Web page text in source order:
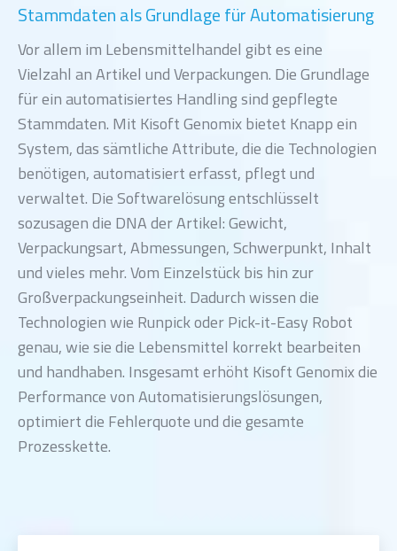
Stammdaten als Grundlage für Automatisierung
Vor allem im Lebensmittelhandel gibt es eine
Vielzahl an Artikel und Verpackungen. Die Grundlage
für ein automatisiertes Handling sind gepflegte
Stammdaten. Mit Kisoft Genomix bietet Knapp ein
System, das sämtliche Attribute, die die Technologien
benötigen, automatisiert erfasst, pflegt und
verwaltet. Die Softwarelösung entschlüsselt
sozusagen die DNA der Artikel: Gewicht,
Verpackungsart, Abmessungen, Schwerpunkt, Inhalt
und vieles mehr. Vom Einzelstück bis hin zur
Großverpackungseinheit. Dadurch wissen die
Technologien wie Runpick oder Pick-it-Easy Robot
genau, wie sie die Lebensmittel korrekt bearbeiten
und handhaben. Insgesamt erhöht Kisoft Genomix die
Performance von Automatisierungslösungen,
optimiert die Fehlerquote und die gesamte
Prozesskette.